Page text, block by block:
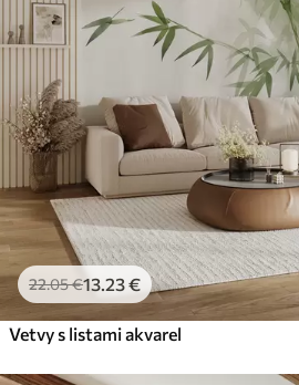
22.05€13 .23€
Vetvy s listami akvarel